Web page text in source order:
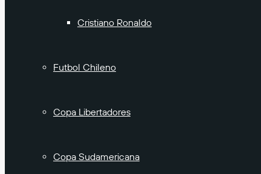
Cristiano Ronaldo
Futbol Chileno
Copa Libertadores
Copa Sudamericana